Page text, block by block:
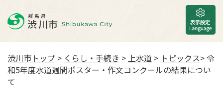
渋川市トップ > くらし・手続き >上水道 > トピックス> 令
和5年度水道週間ポスター・作文コンクールの結果につい
て